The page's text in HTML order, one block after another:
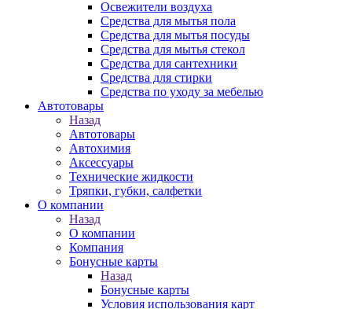
Освежители воздуха
Средства для мытья пола
Средства для мытья посуды
Средства для мытья стекол
Средства для сантехники
Средства для стирки
Средства по уходу за мебелью
Автотовары
Назад
Автотовары
Автохимия
Аксессуары
Технические жидкости
Тряпки, губки, салфетки
О компании
Назад
О компании
Компания
Бонусные карты
Назад
Бонусные карты
Условия использования карт